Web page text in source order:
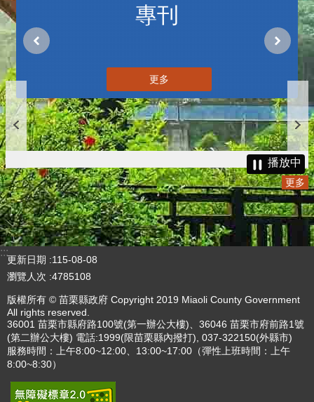
專刊
更多
播放中
更多
:::
更新日期
115-08-08
瀏覽人次 4785108
版權所有 © 苗栗縣政府 Copyright 2019 Miaoli County Government
All rights reserved.
36001 苗栗市縣府路100號(第一辦公大樓)、36046 苗栗市府前路1號
(第二辦公大樓) 電話:1999(限苗栗縣內撥打), 037-322150(外縣市)
服務時間：上午8:00~12:00、13:00~17:00（彈性上班時間：上午
8:00~8:30）